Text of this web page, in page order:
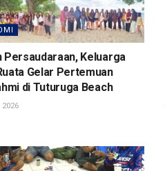
Persaudaraan, Keluarga
Gelar Pertemuan
di Tuturuga Beach